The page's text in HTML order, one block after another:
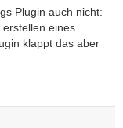
Plugin auch nicht:
eines
klappt das aber